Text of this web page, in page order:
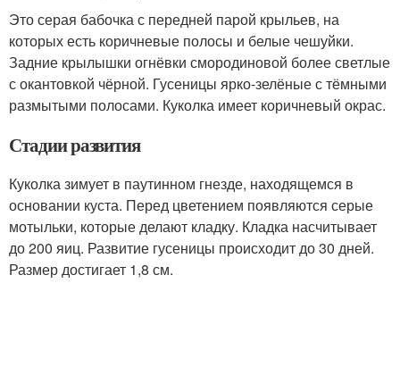
Это серая бабочка с передней парой крыльев, на
которых есть коричневые полосы и белые чешуйки.
Задние крылышки огнёвки смородиновой более светлые
с окантовкой чёрной. Гусеницы ярко-зелёные с тёмными
размытыми полосами. Куколка имеет коричневый окрас.
Стадии развития
Куколка зимует в паутинном гнезде, находящемся в
основании куста. Перед цветением появляются серые
мотыльки, которые делают кладку. Кладка насчитывает
до 200 яиц. Развитие гусеницы происходит до 30 дней.
Размер достигает 1,8 см.